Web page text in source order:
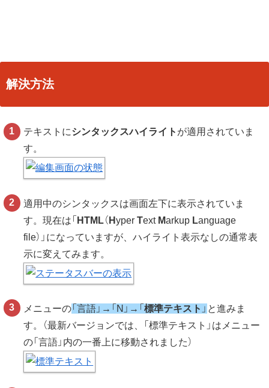
解決方法
テキストにシンタックスハイライト が適用されていま
す。
適用中のシンタックスは画面左下に表示されていま
す。現在は「 HTML（ HyperText Markup Language
file）」になっていますが、ハイライト表示なしの通常表
示に変えてみます。
メニューの「言語」→「N」→「標準テキスト 」 と進みま
す。（最新バージョンでは、「標準テキスト」はメニュー
の「言語」内の一番上に移動されました）